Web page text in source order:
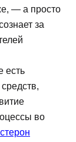
— а просто
за
есть
во